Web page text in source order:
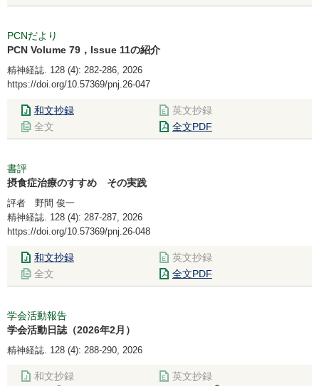
PCNだより
PCN Volume 79，Issue 11の紹介
精神経誌. 128 (4): 282-286, 2026
https://doi.org/10.57369/pnj.26-047
和文抄録
英文抄録
全文
全文PDF
書評
摂食症治療のすすめ その実践
評者 野間 俊一
精神経誌. 128 (4): 287-287, 2026
https://doi.org/10.57369/pnj.26-048
和文抄録
英文抄録
全文
全文PDF
学会活動報告
学会活動日誌（2026年2月）
精神経誌. 128 (4): 288-290, 2026
和文抄録
英文抄録